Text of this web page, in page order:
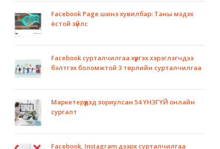
Facebook Page шинэ хувилбар: Таны мэдэх
ёстой зүйлс
Facebook сурталчилгаа хүргэх хэрэглэгчдээ
бэлтгэх боломжтой 3 төрлийн сурталчилгаа
Маркетерүүдэд зориулсан 54 ҮНЭГҮЙ онлайн
сургалт
Facebook, Instagram дээрх сурталчилгаа